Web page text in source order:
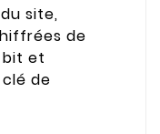
site,
de
bit et
de